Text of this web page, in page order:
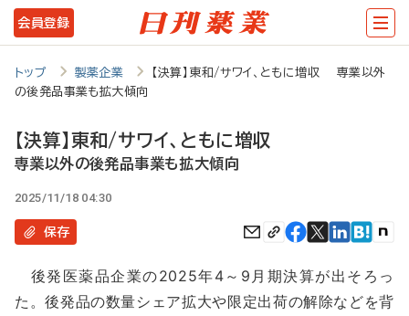
メ
イ
テ
ツ
に
動
会員登録
トップ 製薬企業
【決算】東和/サワイ、ともに増収 専業以外
の後発品事業も拡大傾向
【決算】東和/サワイ、ともに増収
専業以外の後発品事業も拡大傾向
2025/11/18 04:30
保存
後発医薬品企業の2025年4～9月期決算が出そろっ
た。後発品の数量シェア拡大や限定出荷の解除などを背